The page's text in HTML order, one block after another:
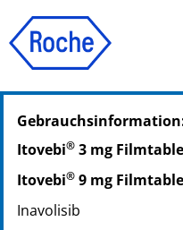
PZN: 19282811
PPN: 111928281153
NTIN: 04150192828114
Itovebi® 3 mg
Itovebi® 9 mg
Inavolisib